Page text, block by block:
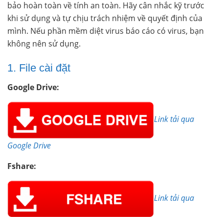
bảo hoàn toàn về tính an toàn. Hãy cân nhắc kỹ trước
khi sử dụng và tự chịu trách nhiệm về quyết định của
mình. Nếu phần mềm diệt virus báo cáo có virus, bạn
không nên sử dụng.
1. File cài đặt
Google Drive:
Link tải qua
Google Drive
Fshare:
Link tải qua